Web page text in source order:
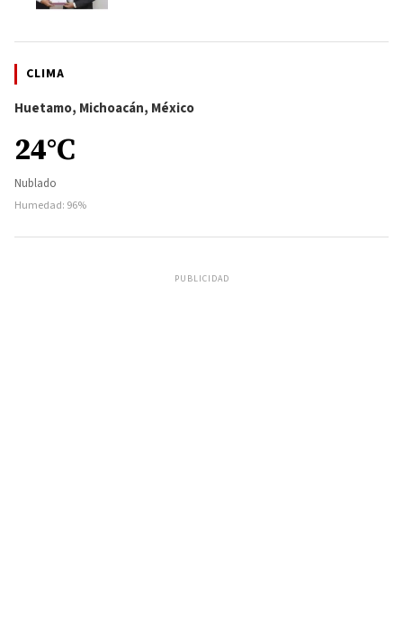
CLIMA
Huetamo, Michoacán, México
24°C
Nublado
Humedad: 96%
PUBLICIDAD